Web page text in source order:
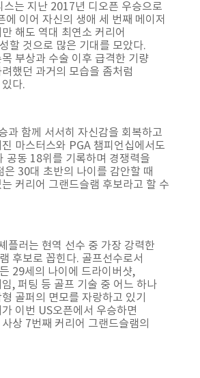
스는 지난 2017년 디오픈 우승으로
에 이어 자신의 생애 세 번째 메이저
해도 역대 최연소 커리어
할 것으로 많은 기대를 모았다.
부상과 수술 이후 급격한 기량
했던 과거의 모습을 좀처럼
다.
과 함께 서서히 자신감을 회복하고
마스터스와 PGA 챔피언십에서도
공동 18위를 기록하며 경쟁력을
은 30대 초반의 나이를 감안할 때
커리어 그랜드슬램 후보라고 할 수
플러는 현역 선수 중 가장 강력한
후보로 꼽힌다. 골프선수로서
29세의 나이에 드라이버샷,
, 퍼팅 등 골프 기술 중 어느 하나
골퍼의 면모를 자랑하고 있기
이번 US오픈에서 우승하면
상 7번째 커리어 그랜드슬램의